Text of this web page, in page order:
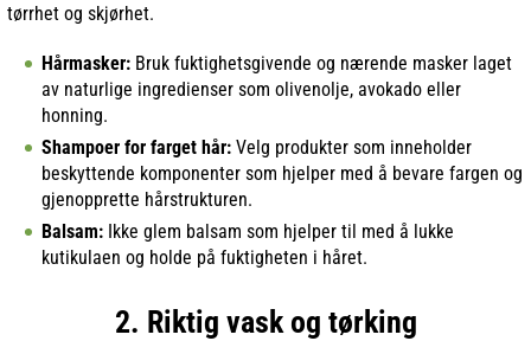
tørrhet og skjørhet.
Hårmasker: Bruk fuktighetsgivende og nærende masker laget
av naturlige ingredienser som olivenolje, avokado eller
honning.
Shampoer for farget hår: Velg produkter som inneholder
beskyttende komponenter som hjelper med å bevare fargen og
gjenopprette hårstrukturen.
Balsam: Ikke glem balsam som hjelper til med å lukke
kutikulaen og holde på fuktigheten i håret.
2. Riktig vask og tørking